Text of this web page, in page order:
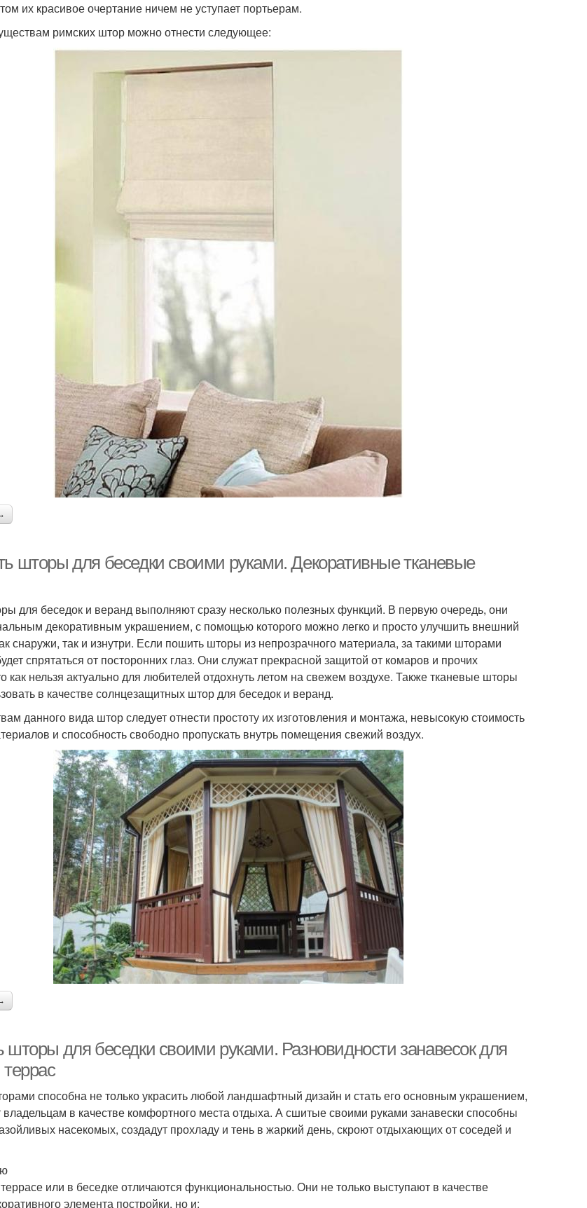
их красивое очертание ничем не уступает портьерам.
римских штор можно отнести следующее:
шторы для беседки своими руками. Декоративные тканевые
для беседок и веранд выполняют сразу несколько полезных функций. В первую очередь, они
декоративным украшением, с помощью которого можно легко и просто улучшить внешний
снаружи, так и изнутри. Если пошить шторы из непрозрачного материала, за такими шторами
спрятаться от посторонних глаз. Они служат прекрасной защитой от комаров и прочих
как нельзя актуально для любителей отдохнуть летом на свежем воздухе. Также тканевые шторы
в качестве солнцезащитных штор для беседок и веранд.
данного вида штор следует отнести простоту их изготовления и монтажа, невысокую стоимость
и способность свободно пропускать внутрь помещения свежий воздух.
шторы для беседки своими руками. Разновидности занавесок для
способна не только украсить любой ландшафтный дизайн и стать его основным украшением,
владельцам в качестве комфортного места отдыха. А сшитые своими руками занавески способны
насекомых, создадут прохладу и тень в жаркий день, скроют отдыхающих от соседей и
или в беседке отличаются функциональностью. Они не только выступают в качестве
элемента постройки, но и: